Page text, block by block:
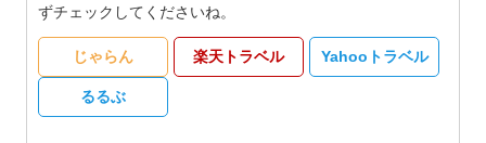
ずチェックしてくださいね。
じゃらん 楽天トラベル Yahooトラベル
るるぶ